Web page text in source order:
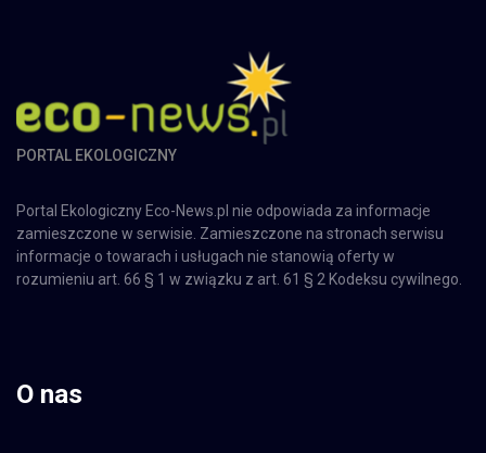
PORTAL EKOLOGICZNY
Portal Ekologiczny Eco-News.pl nie odpowiada za informacje
zamieszczone w serwisie. Zamieszczone na stronach serwisu
informacje o towarach i usługach nie stanowią oferty w
rozumieniu art. 66 § 1 w związku z art. 61 § 2 Kodeksu cywilnego.
O nas